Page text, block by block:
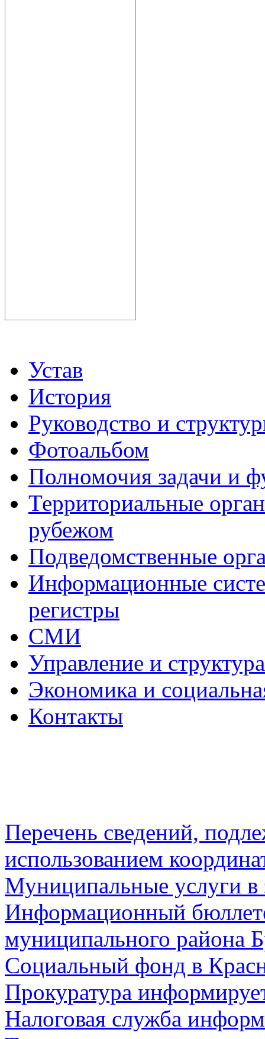
Устав
История
Руководство и
Фотоальбом
Полномочия задачи и
Территориальные
рубежом
Подведомственные
Информационные
регистры
СМИ
Управление и
Экономика и
Контакты
Перечень сведений,
использованием
Муниципальные услуги в
Информационный
муниципального района
Социальный фонд в
Прокуратура
Налоговая служба